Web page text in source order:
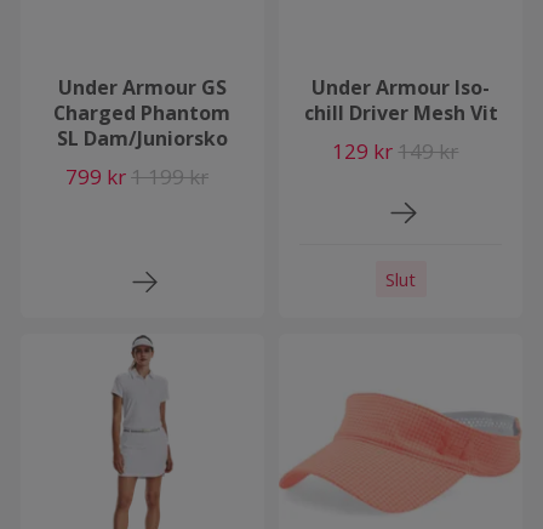
Under Armour GS
Charged Phantom
SL Dam/Juniorsko
799 kr1 199 kr
Under Armour Iso-
chill Driver Mesh Vit
129 kr 149 kr
Slut